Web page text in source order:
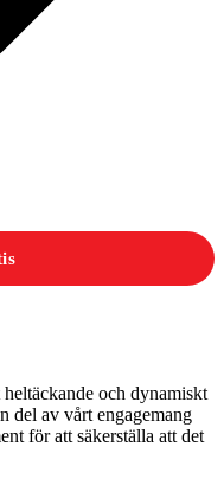
och dynamiskt
del av vårt engagemang
för att säkerställa att det